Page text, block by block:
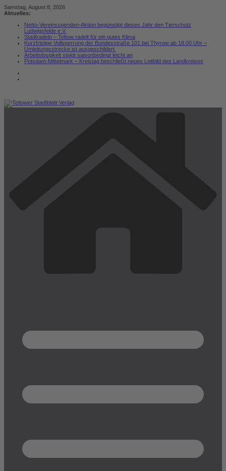
Zum
Inhalt
Samstag, August 8, 2026
Aktuelles:
Netto-Vereinsspenden-Aktion begünstigt dieses Jahr den Tierschutz
Ludwigsfelde e.V.
Stadtradeln – Teltow radelt für ein gutes Klima
Kurzfristige Vollsperrung der Bundesstraße 101 bei Thyrow ab 18:00 Uhr –
Umleitungsstrecke ist ausgeschildert
Arbeitslosigkeit steigt saisonbedingt leicht an
Potsdam-Mittelmark – Kreistag beschließt neues Leitbild des Landkreises